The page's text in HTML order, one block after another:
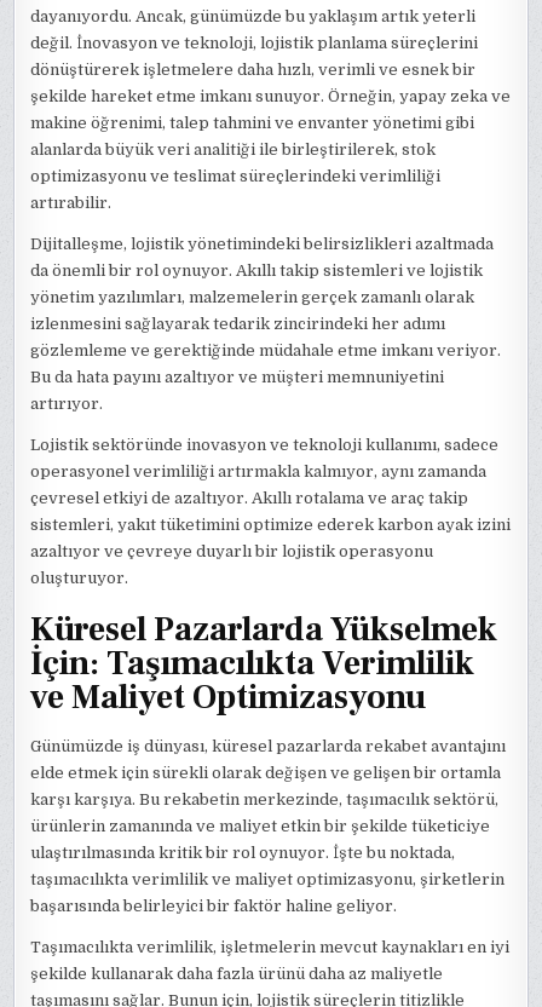
dayanıyordu. Ancak, günümüzde bu yaklaşım artık yeterli
değil. İnovasyon ve teknoloji, lojistik planlama süreçlerini
dönüştürerek işletmelere daha hızlı, verimli ve esnek bir
şekilde hareket etme imkanı sunuyor. Örneğin, yapay zeka ve
makine öğrenimi, talep tahmini ve envanter yönetimi gibi
alanlarda büyük veri analitiği ile birleştirilerek, stok
optimizasyonu ve teslimat süreçlerindeki verimliliği
artırabilir.
Dijitalleşme, lojistik yönetimindeki belirsizlikleri azaltmada
da önemli bir rol oynuyor. Akıllı takip sistemleri ve lojistik
yönetim yazılımları, malzemelerin gerçek zamanlı olarak
izlenmesini sağlayarak tedarik zincirindeki her adımı
gözlemleme ve gerektiğinde müdahale etme imkanı veriyor.
Bu da hata payını azaltıyor ve müşteri memnuniyetini
artırıyor.
Lojistik sektöründe inovasyon ve teknoloji kullanımı, sadece
operasyonel verimliliği artırmakla kalmıyor, aynı zamanda
çevresel etkiyi de azaltıyor. Akıllı rotalama ve araç takip
sistemleri, yakıt tüketimini optimize ederek karbon ayak izini
azaltıyor ve çevreye duyarlı bir lojistik operasyonu
oluşturuyor.
Küresel Pazarlarda Yükselmek
İçin: Taşımacılıkta Verimlilik
ve Maliyet Optimizasyonu
Günümüzde iş dünyası, küresel pazarlarda rekabet avantajını
elde etmek için sürekli olarak değişen ve gelişen bir ortamla
karşı karşıya. Bu rekabetin merkezinde, taşımacılık sektörü,
ürünlerin zamanında ve maliyet etkin bir şekilde tüketiciye
ulaştırılmasında kritik bir rol oynuyor. İşte bu noktada,
taşımacılıkta verimlilik ve maliyet optimizasyonu, şirketlerin
başarısında belirleyici bir faktör haline geliyor.
Taşımacılıkta verimlilik, işletmelerin mevcut kaynakları en iyi
şekilde kullanarak daha fazla ürünü daha az maliyetle
taşımasını sağlar. Bunun için, lojistik süreçlerin titizlikle